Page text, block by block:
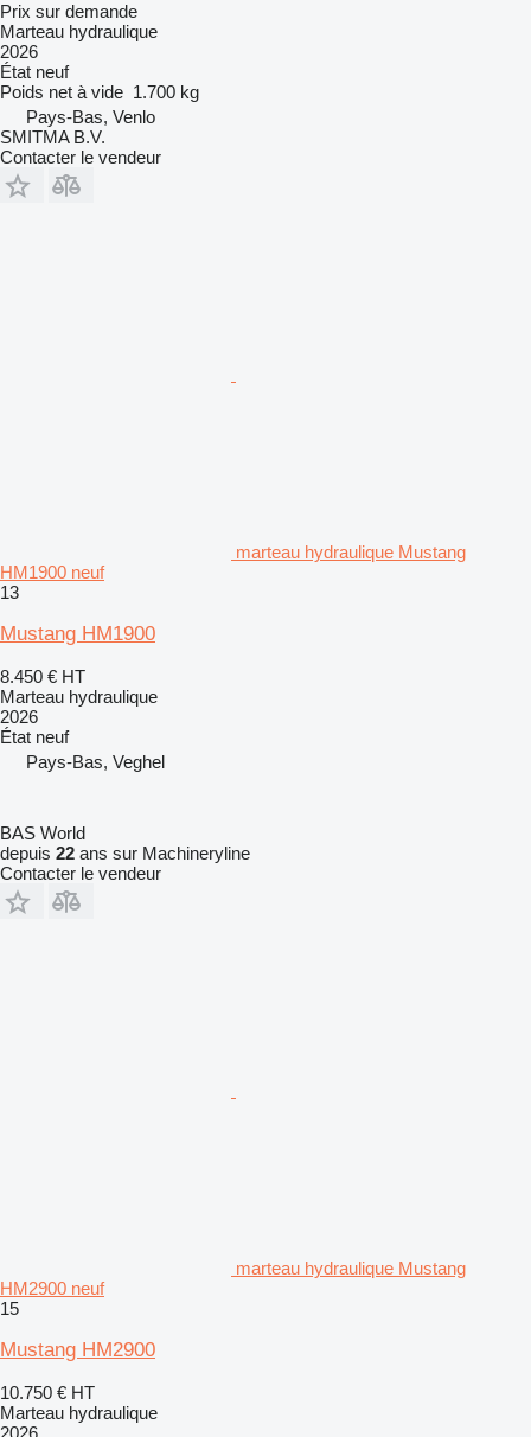
Prix sur demande
Marteau hydraulique
2026
État neuf
Poids net à vide 1.700 kg
Pays-Bas, Venlo
SMITMA B.V.
Contacter le vendeur
marteau hydraulique Mustang
HM1900 neuf
13
Mustang HM1900
8.450 € HT
Marteau hydraulique
2026
État neuf
Pays-Bas, Veghel
BAS World
depuis 22 ans sur Machineryline
Contacter le vendeur
marteau hydraulique Mustang
HM2900 neuf
15
Mustang HM2900
10.750 € HT
Marteau hydraulique